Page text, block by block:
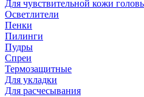
Для чувствительной кожи
Осветлители
Пенки
Пилинги
Пудры
Спреи
Термозащитные
Для укладки
Для расчесывания